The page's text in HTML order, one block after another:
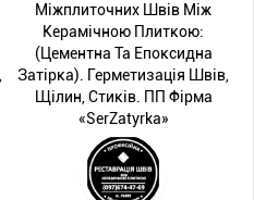
Міжплиточних Швів Між
Керамічною Плиткою:
(Цементна Та Епоксидна
Затірка). Герметизація Швів,
Щілин, Стиків. ПП Фірма
«SerZatyrka»